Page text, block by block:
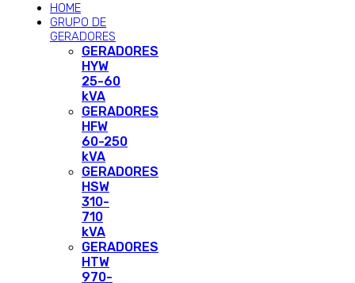
HOME
GRUPO DE
GERADORES
GERADORES
HYW
25-60
kVA
GERADORES
HFW
60-250
kVA
GERADORES
HSW
310-
710
kVA
GERADORES
HTW
970-